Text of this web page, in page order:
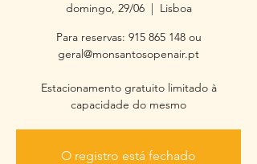
domingo, 29/06
  |
Lisboa
Para reservas: 915 865 148 ou
geral@monsantosopenair.pt
Estacionamento gratuito limitado à
capacidade do mesmo
O registro está fechado